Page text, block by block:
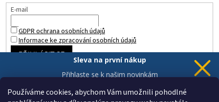
Používáme cookies, abychom Vám umožnili pohodlné
E-mail
GDPR ochrana osobních údajů
Informace ke zpracování osobních údajů
PŘIHLÁSIT SE
Sleva na první nákup
Přihlaste se k našim novinkám